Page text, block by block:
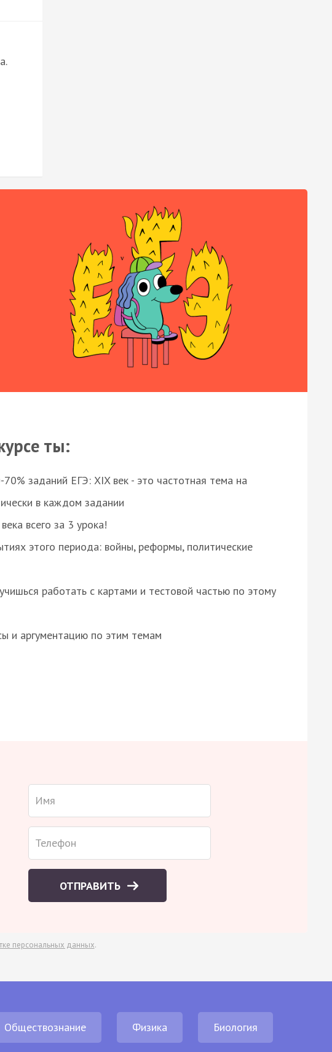
ты:
заданий ЕГЭ: XIX век - это частотная тема на
в каждом задании
всего за 3 урока!
этого периода: войны, реформы, политические
работать с картами и тестовой частью по этому
и аргументацию по этим темам
ОТПРАВИТЬ
персональных данных.
Обществознание Физика Биология